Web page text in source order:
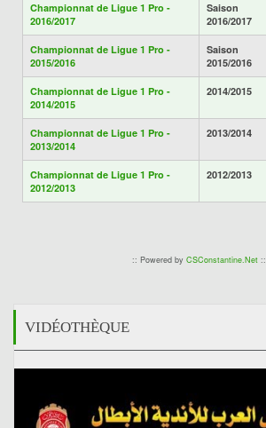
Championnat de Ligue 1 Pro -
2016/2017
Saison
2016/2017
Championnat de Ligue 1 Pro -
2015/2016
Saison
2015/2016
Championnat de Ligue 1 Pro -
2014/2015
2014/2015
Championnat de Ligue 1 Pro -
2013/2014
2013/2014
Championnat de Ligue 1 Pro -
2012/2013
2012/2013
:: Powered by CSConstantine.Net::
VIDÉOTHÈQUE